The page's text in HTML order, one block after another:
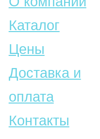
Каталог
Цены
Доставка и
оплата
Контакты